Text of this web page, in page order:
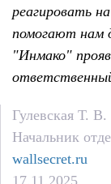
реагировать
помогают нам
"Инмако"
Гулевская Т. В.
Начальник
wallsecret.ru
17.11.2025